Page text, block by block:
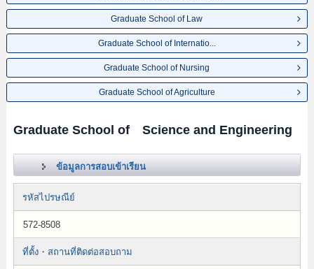
Graduate School of Law
Graduate School of Internatio...
Graduate School of Nursing
Graduate School of Agriculture
Graduate School of Science and Engineering
ข้อมูลการสอบเข้าเรียน
รหัสไปรษณีย์
572-8508
ที่ตั้ง・สถานที่ติดต่อสอบถาม